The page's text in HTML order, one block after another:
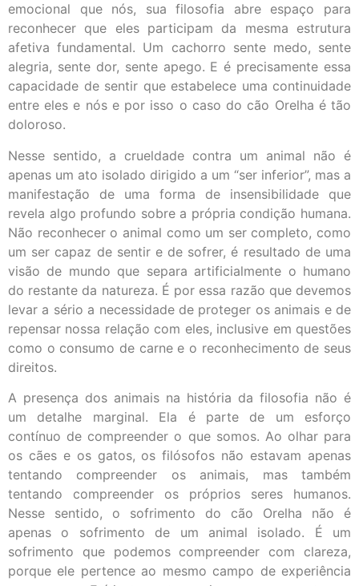
emocional que nós, sua filosofia abre espaço para
reconhecer que eles participam da mesma estrutura
afetiva fundamental. Um cachorro sente medo, sente
alegria, sente dor, sente apego. E é precisamente essa
capacidade de sentir que estabelece uma continuidade
entre eles e nós e por isso o caso do cão Orelha é tão
doloroso.
Nesse sentido, a crueldade contra um animal não é
apenas um ato isolado dirigido a um “ser inferior”, mas a
manifestação de uma forma de insensibilidade que
revela algo profundo sobre a própria condição humana.
Não reconhecer o animal como um ser completo, como
um ser capaz de sentir e de sofrer, é resultado de uma
visão de mundo que separa artificialmente o humano
do restante da natureza. É por essa razão que devemos
levar a sério a necessidade de proteger os animais e de
repensar nossa relação com eles, inclusive em questões
como o consumo de carne e o reconhecimento de seus
direitos.
A presença dos animais na história da filosofia não é
um detalhe marginal. Ela é parte de um esforço
contínuo de compreender o que somos. Ao olhar para
os cães e os gatos, os filósofos não estavam apenas
tentando compreender os animais, mas também
tentando compreender os próprios seres humanos.
Nesse sentido, o sofrimento do cão Orelha não é
apenas o sofrimento de um animal isolado. É um
sofrimento que podemos compreender com clareza,
porque ele pertence ao mesmo campo de experiência